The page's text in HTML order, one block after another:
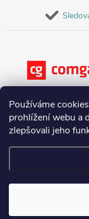
Používáme
prohlížení webu a
zlepšovali jeho